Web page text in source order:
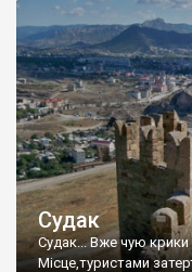
Судак
Судак... Вже чую
Місце,туристами